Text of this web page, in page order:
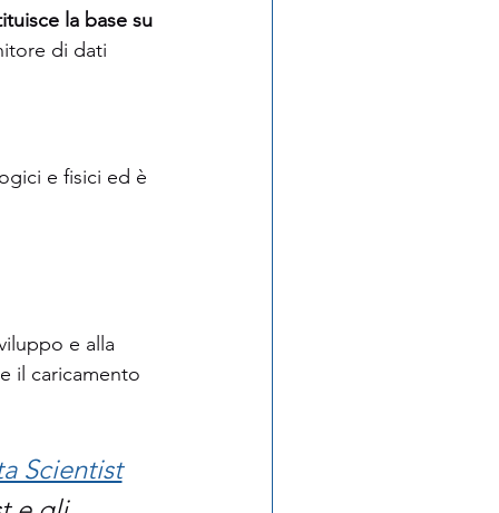
la base su
di dati
e fisici ed è
e alla
il caricamento
Scientist